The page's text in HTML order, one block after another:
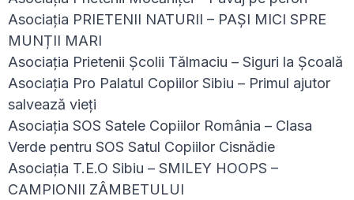
Asociația PRIETENII NATURII – PAȘI MICI SPRE
MUNȚII MARI
Asociația Prietenii Școlii Tălmaciu – Siguri la Școală
Asociația Pro Palatul Copiilor Sibiu – Primul ajutor
salvează vieți
Asociația SOS Satele Copiilor România – Clasa
Verde pentru SOS Satul Copiilor Cisnădie
Asociația T.E.O Sibiu – SMILEY HOOPS –
CAMPIONII ZÂMBETULUI